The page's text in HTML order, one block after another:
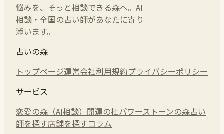
悩みを、そっと相談できる森へ。AI
相談・全国の占い師があなたに寄り
添います。
占いの森
トップページ運営会社利用規約プライバシーポリシー
サービス
恋愛の森（AI相談） 開運の杜パワーストーンの森占い
師を探す店舗を探すコラム